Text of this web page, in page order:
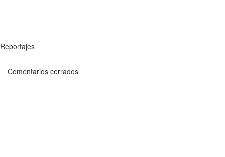
Reportajes
Comentarios cerrados